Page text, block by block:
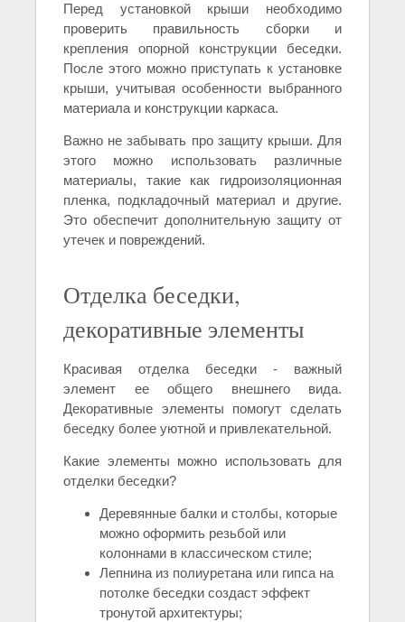
Перед установкой крыши необходимо
проверить правильность сборки и
крепления опорной конструкции беседки.
После этого можно приступать к установке
крыши, учитывая особенности выбранного
материала и конструкции каркаса.
Важно не забывать про защиту крыши. Для
этого можно использовать различные
материалы, такие как гидроизоляционная
пленка, подкладочный материал и другие.
Это обеспечит дополнительную защиту от
утечек и повреждений.
Отделка беседки,
декоративные элементы
Красивая отделка беседки - важный
элемент ее общего внешнего вида.
Декоративные элементы помогут сделать
беседку более уютной и привлекательной.
Какие элементы можно использовать для
отделки беседки?
Деревянные балки и столбы, которые
можно оформить резьбой или
колоннами в классическом стиле;
Лепнина из полиуретана или гипса на
потолке беседки создаст эффект
тронутой архитектуры;